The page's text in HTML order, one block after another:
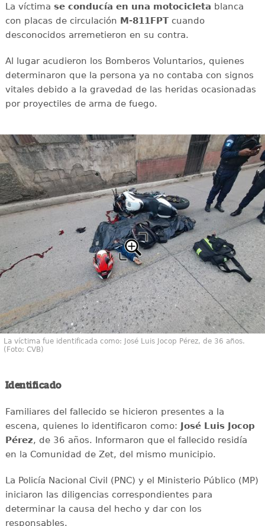
La víctima se conducía en una motocicleta blanca
con placas de circulación M-811FPTcuando
desconocidos arremetieron en su contra.
Al lugar acudieron los Bomberos Voluntarios, quienes
determinaron que la persona ya no contaba con signos
vitales debido a la gravedad de las heridas ocasionadas
por proyectiles de arma de fuego.
La víctima fue identificada como: José Luis Jocop Pérez, de 36 años.
(Foto: CVB)
Identificado
Familiares del fallecido se hicieron presentes a la
escena, quienes lo identificaron como: José Luis Jocop
Pérez, de 36 años. Informaron que el fallecido residía
en la Comunidad de Zet, del mismo municipio.
La Policía Nacional Civil (PNC) y el Ministerio Público (MP)
iniciaron las diligencias correspondientes para
determinar la causa del hecho y dar con los
responsables.